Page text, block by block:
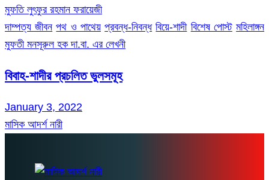
মুফতি লুৎফুর রহমান ফরায়েজী
দাম্পত্য জীবন পথ ও পাথেয় প্রবন্ধ-নিবন্ধ বিয়ে-শাদী বিশেষ পোস্ট মহিলাঙ্গন
মুফতী মনসূরুল হক দা.বা. এর লেখনী
বিবাহ-শাদীর প্রচলিত ভুলসমূহ
January 3, 2022
মাসিক আদর্শ নারী